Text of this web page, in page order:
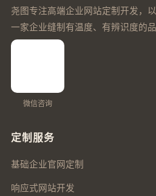
尧图专注高端企业网站定制开发，
一家企业缝制有温度、有辨识度的品
微信咨询
定制服务
基础企业官网定制
响应式网站开发